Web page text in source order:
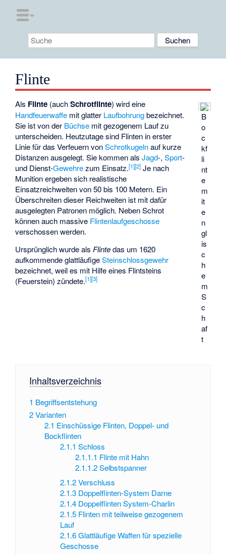
Flinte
B
o
c
kf
li
nt
e
m
it
e
n
gl
is
c
h
e
m
S
c
h
af
t
Als Flinte (auchSchrotflinte) wird eine
Handfeuerwaffe mit glatter Laufbohrungbezeichnet.
Sie ist von der Büchse mit gezogenem Lauf zu
unterscheiden. Heutzutage sind Flinten in erster
Linie für das Verfeuern vonSchrotkugelnauf kurze
Distanzen ausgelegt. Sie kommen alsJagd-,Sport-
und Dienst-Gewehrezum Einsatz.[1][2] Je nach
Munition ergeben sich realistische
Einsatzreichweiten von 50 bis 100 Metern. Ein
Überschreiten dieser Reichweiten ist mit dafür
ausgelegten Patronen möglich. Neben Schrot
können auch massive Flintenlaufgeschosse
verschossen werden.
Ursprünglich wurde als Flintedas um 1620
aufkommende glattläufigeSteinschlossgewehr
bezeichnet, weil es mit Hilfe eines Flintsteins
(Feuerstein) zündete.[1][3]
Inhaltsverzeichnis
1 Begriffsentstehung
2Varianten
2.1 Einschüssige Flinten, Doppel- und
Bockflinten
2.1.1 Schloss
2.1.1.1 Flinte mit Hahn
2.1.1.2Selbstspanner
2.1.2 Verschluss
2.1.3 Doppelflinten-System Darne
2.1.4 Doppelflinten System-Charlin
2.1.5 Flinten mit teilweise gezogenem
Lauf
2.1.6 Glattläufige Waffen für spezielle
Geschosse